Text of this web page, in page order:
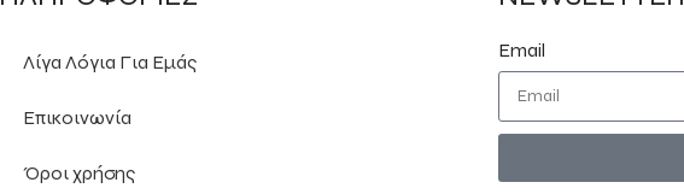
Λίγα Λόγια Για Εμάς
Επικοινωνία
Όροι χρήσης
Email